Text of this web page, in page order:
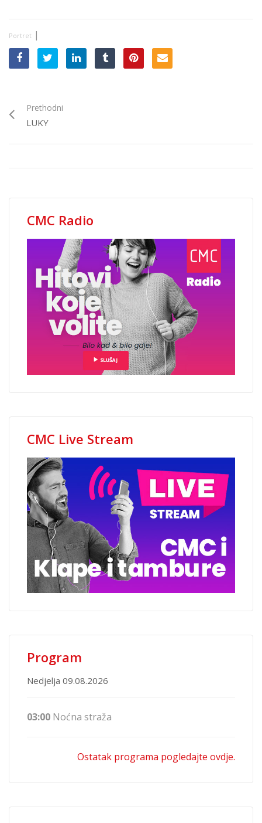
Portret |
Prethodni
LUKY
CMC Radio
CMC Live Stream
Program
Nedjelja 09.08.2026
03:00 Noćna straža
Ostatak programa pogledajte ovdje.